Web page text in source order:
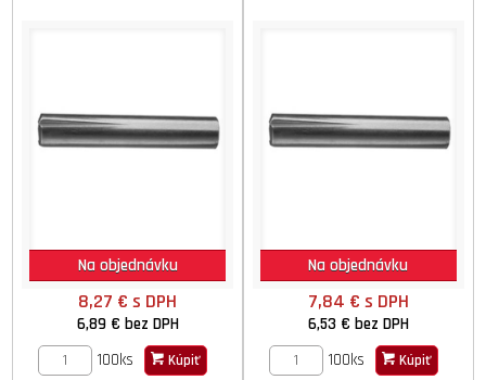
Na objednávku
8,27 €s DPH
6,89 € bez DPH
100ks
Kúpiť
Na objednávku
7,84 € s DPH
6,53 € bez DPH
100ks
Kúpiť